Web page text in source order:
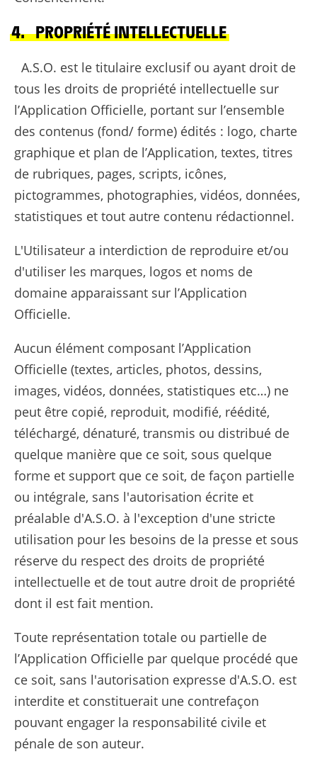
4. PROPRIÉTÉ INTELLECTUELLE
A.S.O. est le titulaire exclusif ou ayant droit de
tous les droits de propriété intellectuelle sur
l’Application Officielle, portant sur l’ensemble
des contenus (fond/ forme) édités : logo, charte
graphique et plan de l’Application, textes, titres
de rubriques, pages, scripts, icônes,
pictogrammes, photographies, vidéos, données,
statistiques et tout autre contenu rédactionnel.
L'Utilisateur a interdiction de reproduire et/ou
d'utiliser les marques, logos et noms de
domaine apparaissant sur l’Application
Officielle.
Aucun élément composant l’Application
Officielle (textes, articles, photos, dessins,
images, vidéos, données, statistiques etc…) ne
peut être copié, reproduit, modifié, réédité,
téléchargé, dénaturé, transmis ou distribué de
quelque manière que ce soit, sous quelque
forme et support que ce soit, de façon partielle
ou intégrale, sans l'autorisation écrite et
préalable d'A.S.O. à l'exception d'une stricte
utilisation pour les besoins de la presse et sous
réserve du respect des droits de propriété
intellectuelle et de tout autre droit de propriété
dont il est fait mention.
Toute représentation totale ou partielle de
l’Application Officielle par quelque procédé que
ce soit, sans l'autorisation expresse d'A.S.O. est
interdite et constituerait une contrefaçon
pouvant engager la responsabilité civile et
pénale de son auteur.